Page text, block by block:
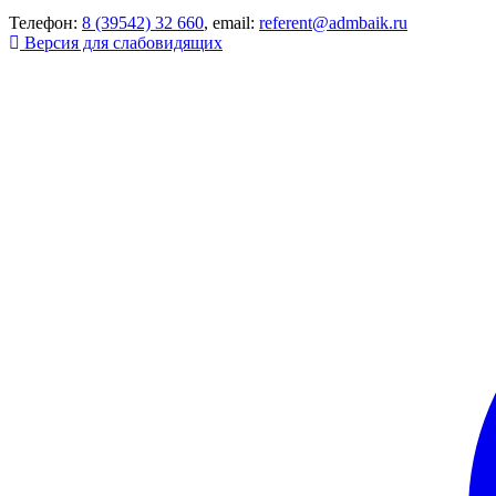
Телефон: 8 (39542) 32 660, email: referent@admbaik.ru
Версия для слабовидящих